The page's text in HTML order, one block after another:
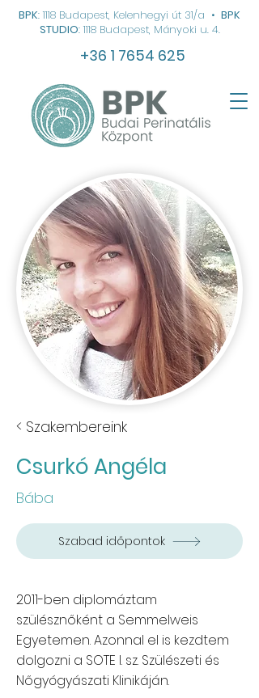
BPK: 1118 Budapest, Kelenhegyi út 31/a • BPK
STUDIO: 1118 Budapest, Mányoki u. 4.
+36 1 7654 625
< Szakembereink
Csurkó Angéla
Bába
Szabad időpontok
2011-ben diplomáztam
szülésznőként a Semmelweis
Egyetemen. Azonnal el is kezdtem
dolgozni a SOTE I. sz. Szülészeti és
Nőgyógyászati Klinikáján.